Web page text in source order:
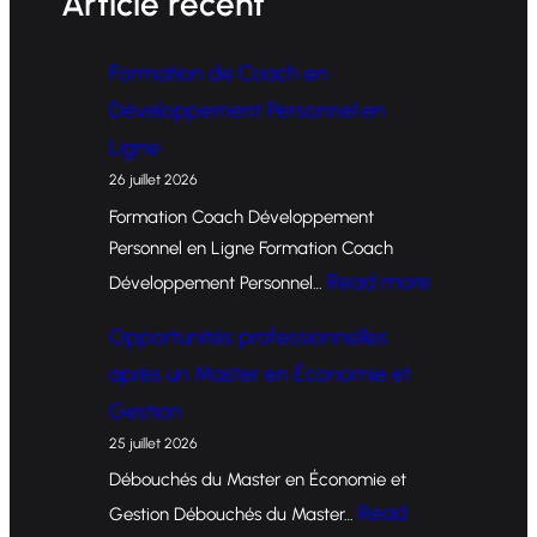
Formation de Coach en
Développement Personnel en
Ligne
26 juillet 2026
Formation Coach Développement
Personnel en Ligne Formation Coach
Développement Personnel… Read more:
Opportunités professionnelles
après un Master en Économie et
Gestion
25 juillet 2026
Débouchés du Master en Économie et
Gestion Débouchés du Master… Read